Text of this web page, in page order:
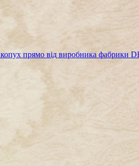
прямо від виробника фабрики